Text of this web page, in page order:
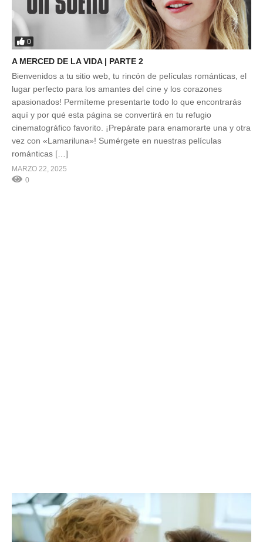
0
A MERCED DE LA VIDA | PARTE 2
Bienvenidos a tu sitio web, tu rincón de películas románticas, el
lugar perfecto para los amantes del cine y los corazones
apasionados! Permíteme presentarte todo lo que encontrarás
aquí y por qué esta página se convertirá en tu refugio
cinematográfico favorito. ¡Prepárate para enamorarte una y otra
vez con «Lamariluna»! Sumérgete en nuestras películas
románticas […]
MARZO 22, 2025
0